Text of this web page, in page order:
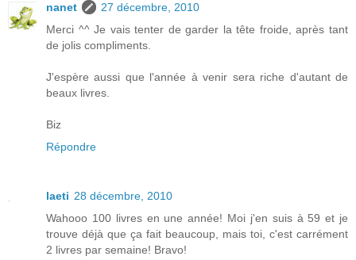
nanet
27 décembre, 2010
Merci ^^ Je vais tenter de garder la tête froide, après tant
de jolis compliments.
J'espère aussi que l'année à venir sera riche d'autant de
beaux livres.
Biz
Répondre
laeti 28 décembre, 2010
Wahooo 100 livres en une année! Moi j'en suis à 59 et je
trouve déjà que ça fait beaucoup, mais toi, c'est carrément
2 livres par semaine! Bravo!